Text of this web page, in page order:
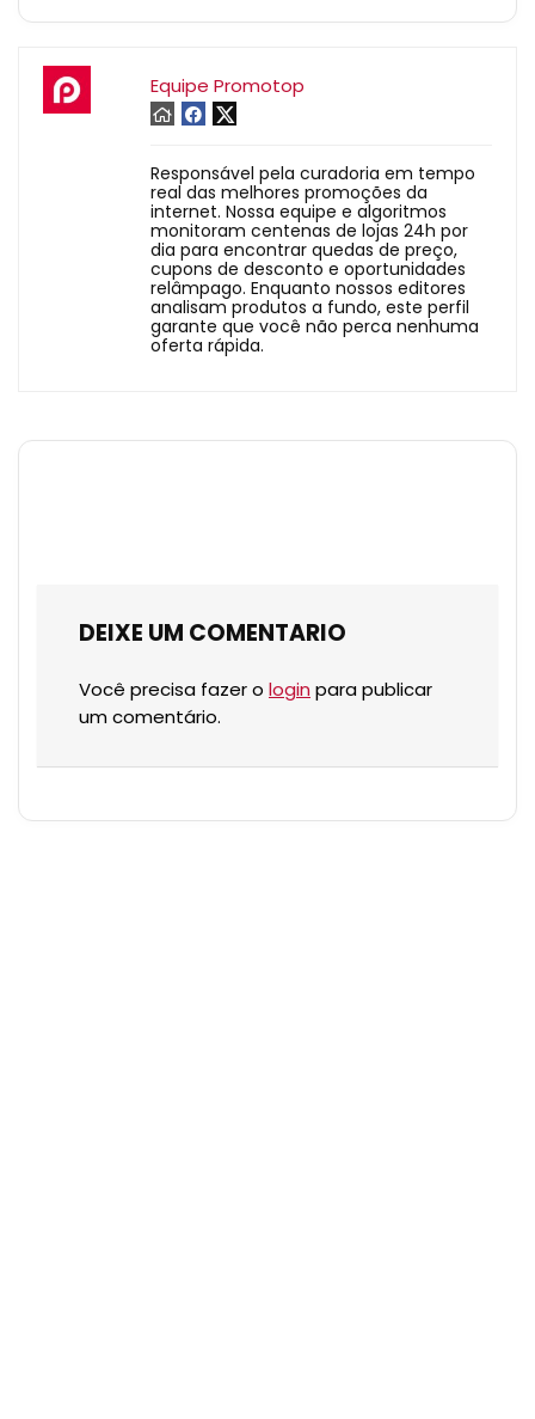
Equipe Promotop
Responsável pela curadoria em tempo
real das melhores promoções da
internet. Nossa equipe e algoritmos
monitoram centenas de lojas 24h por
dia para encontrar quedas de preço,
cupons de desconto e oportunidades
relâmpago. Enquanto nossos editores
analisam produtos a fundo, este perfil
garante que você não perca nenhuma
oferta rápida.
DEIXE UM COMENTARIO
Você precisa fazer o login para publicar
um comentário.